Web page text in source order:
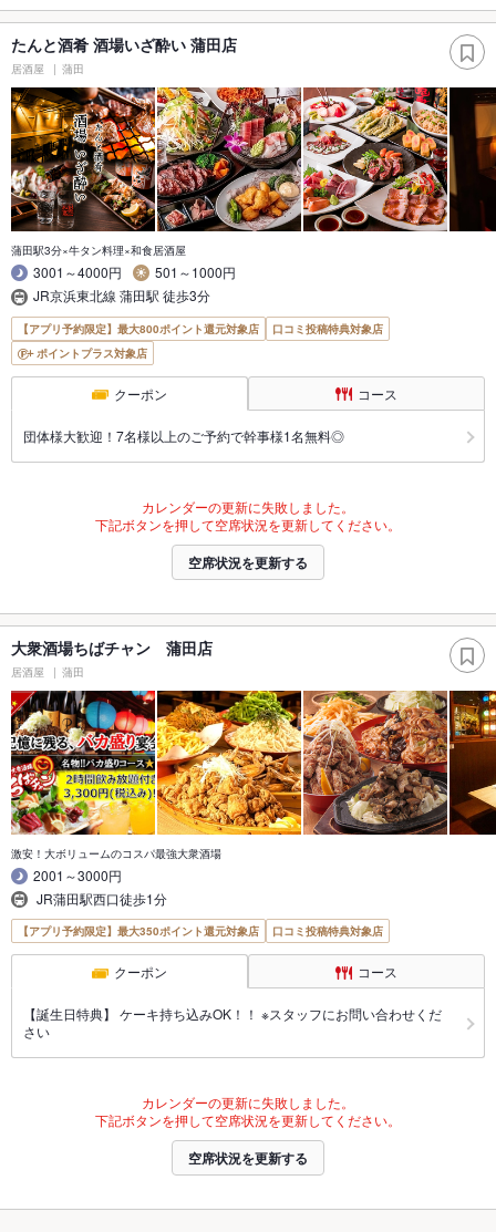
たんと酒肴 酒場いざ酔い 蒲田店
居酒屋 蒲田
蒲田駅3分×牛タン料理×和食居酒屋
3001～4000円
501～1000円
JR京浜東北線 蒲田駅 徒歩3分
【アプリ予約限定】最大800ポイント還元対象店
口コミ投稿特典対象店
ポイントプラス対象店
クーポン コース
団体様大歓迎！7名様以上のご予約で幹事様1名無料◎
カレンダーの更新に失敗しました。
下記ボタンを押して空席状況を更新してください。
空席状況を更新する
大衆酒場ちばチャン 蒲田店
居酒屋 蒲田
激安！大ボリュームのコスパ最強大衆酒場
2001～3000円
JR蒲田駅西口徒歩1分
【アプリ予約限定】最大350ポイント還元対象店 口コミ投稿特典対象店
クーポン コース
【誕生日特典】 ケーキ持ち込みOK！！ ※スタッフにお問い合わせくだ
さい
カレンダーの更新に失敗しました。
下記ボタンを押して空席状況を更新してください。
空席状況を更新する